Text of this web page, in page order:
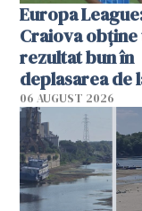
Europa
Craiova obține
rezultat bun în
deplasarea de
06 AUGUST 2026